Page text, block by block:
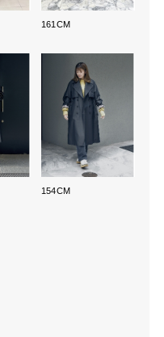
161CM
154CM